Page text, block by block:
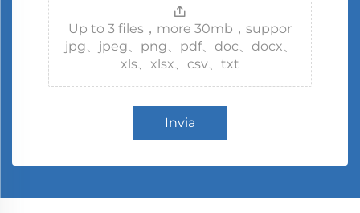
Up to 3 files，more 30mb，suppor
jpg、jpeg、png、pdf、doc、docx、
xls、xlsx、csv、txt
Invia